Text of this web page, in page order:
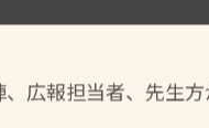
広報担当者、先生